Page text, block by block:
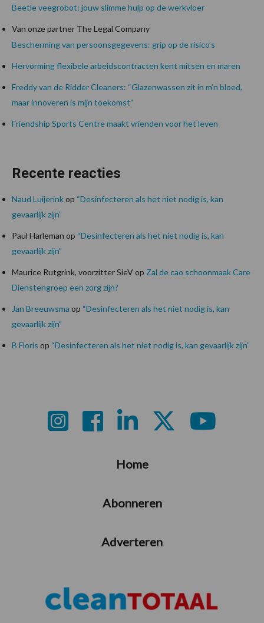
Beetle veegrobot: jouw slimme hulp op de werkvloer
Van onze partner The Legal Company
Bescherming van persoonsgegevens: grip op de risico’s
Hervorming flexibele arbeidscontracten kent mitsen en maren
Freddy van de Ridder Cleaners: “Glazenwassen zit in m’n bloed,
maar innoveren is mijn toekomst”
Friendship Sports Centre maakt vrienden voor het leven
Recente reacties
Naud Luijerinkop “Desinfecteren als het niet nodig is, kan
gevaarlijk zijn”
Paul Harleman op “Desinfecteren als het niet nodig is, kan
gevaarlijk zijn”
Maurice Rutgrink, voorzitter SieVop Zal de cao schoonmaak Care
Dienstengroep een zorg zijn?
Jan Breeuwsma op “Desinfecteren als het niet nodig is, kan
gevaarlijk zijn”
B Floris op “Desinfecteren als het niet nodig is, kan gevaarlijk zijn”
Home
Abonneren
Adverteren